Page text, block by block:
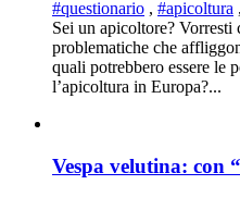
#questionario , #apicoltura ,
Sei un apicoltore?
problematiche che
quali potrebbero essere le
l’apicoltura in Europa?...
Vespa velutina: con